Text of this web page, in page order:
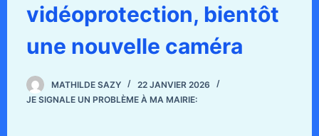
vidéoprotection, bientôt
une nouvelle caméra
MATHILDE SAZY
22 JANVIER 2026
JE SIGNALE UN PROBLÈME À MA MAIRIE: